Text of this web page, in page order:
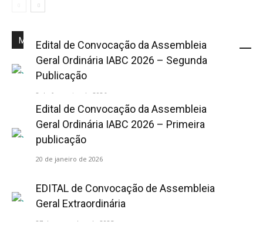
Mais Popular
Edital de Convocação da Assembleia
Geral Ordinária IABC 2026 – Segunda
Publicação
2 de fevereiro de 2026
Edital de Convocação da Assembleia
Geral Ordinária IABC 2026 – Primeira
publicação
20 de janeiro de 2026
EDITAL de Convocação de Assembleia
Geral Extraordinária
27 de novembro de 2025